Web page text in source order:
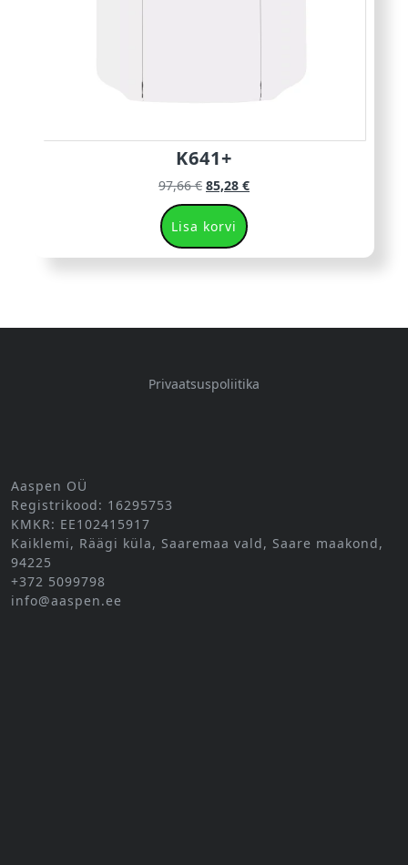
K641+
97,66€ 85,28 €
Lisa korvi
Privaatsuspoliitika
Aaspen OÜ
Registrikood: 16295753
KMKR: EE102415917
Kaiklemi, Räägi küla, Saaremaa vald, Saare maakond,
94225
+372 5099798
info@aaspen.ee